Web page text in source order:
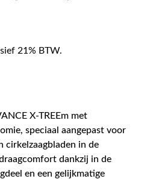
21% BTW.
X-TREEm met
speciaal aangepast voor
cirkelzaagbladen in de
dankzij in de
en een gelijkmatige